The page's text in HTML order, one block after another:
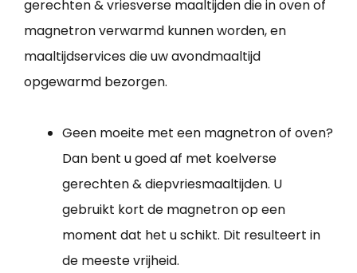
gerechten & vriesverse maaltijden die in oven of
magnetron verwarmd kunnen worden, en
maaltijdservices die uw avondmaaltijd
opgewarmd bezorgen.
Geen moeite met een magnetron of oven?
Dan bent u goed af met koelverse
gerechten & diepvriesmaaltijden. U
gebruikt kort de magnetron op een
moment dat het u schikt. Dit resulteert in
de meeste vrijheid.